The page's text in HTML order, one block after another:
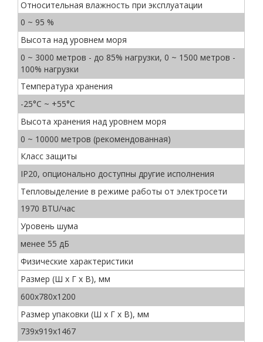
Относительная влажность при эксплуатации
0 ~ 95 %
Высота над уровнем моря
0 ~ 3000 метров - до 85% нагрузки, 0 ~ 1500 метров -
100% нагрузки
Температура хранения
-25°C ~ +55°C
Высота хранения над уровнем моря
0 ~ 10000 метров (рекомендованная)
Класс защиты
IP20, опционально доступны другие исполнения
Тепловыделение в режиме работы от электросети
1970 BTU/час
Уровень шума
менее 55 дБ
Физические характеристики
Размер (Ш х Г х В), мм
600х780х1200
Размер упаковки (Ш х Г х В), мм
739х919х1467